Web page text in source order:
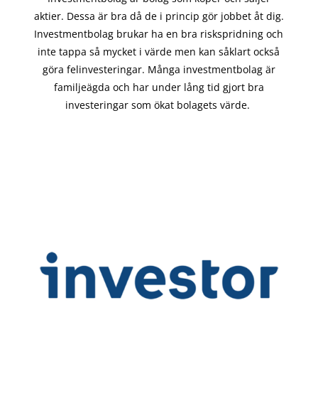
aktier. Dessa är bra då de i princip görjobbet åt dig.
Investmentbolag brukar ha en bra riskspridning och
inte tappa så mycket i värde men kan såklart också
göra felinvesteringar. Många investmentbolag är
familjeägda och har under lång tid gjort bra
investeringar som ökat bolagets värde.